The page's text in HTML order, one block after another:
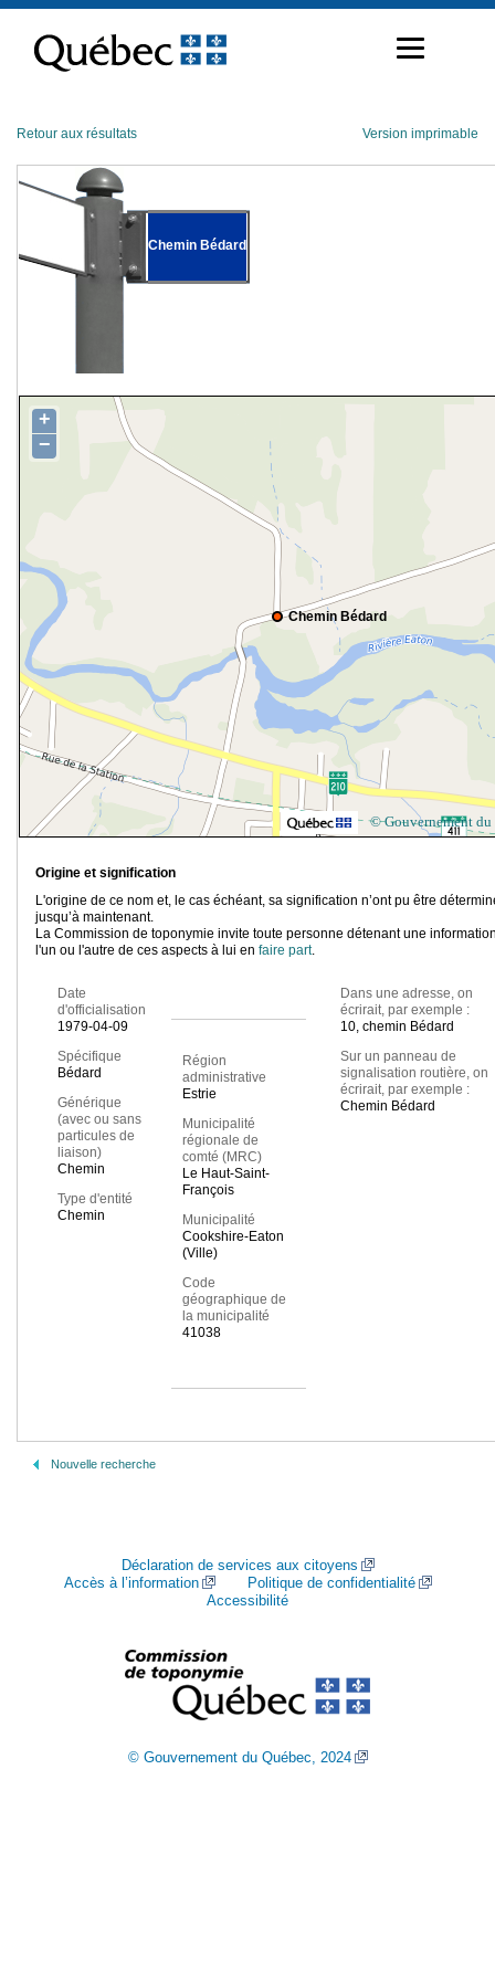
contenu
Retour aux résultats Version imprimable
Chemin Bédard
Chemin Bédard
+
−
© Gouvernement du
Origine et signification
L'origine de ce nom et, le cas échéant, sa signification n’ont pu être
jusqu’à maintenant.
La Commission de toponymie invite toute personne détenant une
l'un ou l'autre de ces aspects à lui en faire part.
Date
d'officialisation
1979-04-09
Spécifique
Bédard
Générique
(avec ou sans
particules de
liaison)
Chemin
Type d'entité
Chemin
Région
administrative
Estrie
Municipalité
régionale de
comté (MRC)
Le Haut-Saint-
François
Municipalité
Cookshire-Eaton
(Ville)
Code
géographique de
la municipalité
41038
Dans une adresse, on
écrirait, par exemple :
10, chemin Bédard
Sur un panneau de
signalisation routière, on
écrirait, par exemple :
Chemin Bédard
Nouvelle recherche
Déclaration de services aux citoyens
Accès à l’information
Politique de confidentialité
Accessibilité
© Gouvernement du Québec, 2024